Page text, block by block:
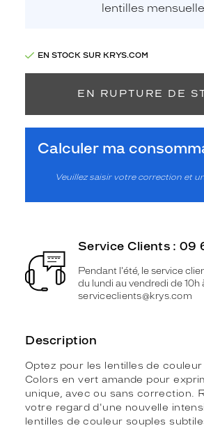
lentilles
EN STOCK SUR KRYS.COM
EN RUPTURE DE
Calculer ma
Veuillez saisir votre correction et
Service Clients : 09
Pendant l'été, le service
du lundi au vendredi de 10h
serviceclients@krys.com
Description
Optez pour les lentilles de
Colors en vert amande pour
unique, avec ou sans correction.
votre regard d'une nouvelle
lentilles de couleur souples